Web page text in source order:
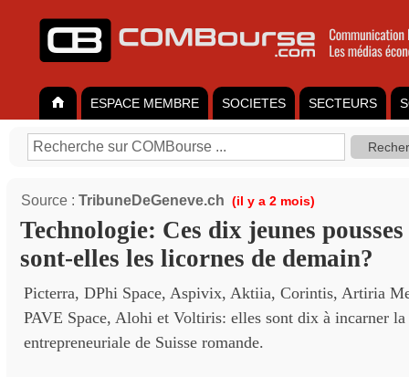
ESPACE MEMBRE SOCIETES SECTEURS
Source : TribuneDeGeneve.ch (il y a 2 mois)
Technologie: Ces dix jeunes
sont-elles les licornes de demain?
Picterra, DPhi Space, Aspivix, Aktiia, Corintis, Artiria
PAVE Space, Alohi et Voltiris: elles sont dix à incarner
entrepreneuriale de Suisse romande.